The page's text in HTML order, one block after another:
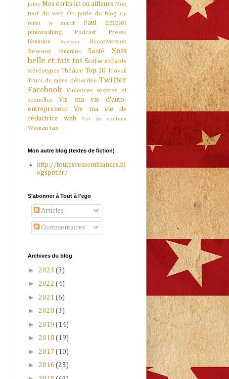
juive Mes écrits ici ou ailleurs Mon
tour du web On parle du blog
On
refait le match
Paul Emploi
pinkwashing Podcast
Presse
féminine
Racisme
Reconversion
Réseaux féminins
Santé
Sois
belle et tais toi Sortie enfants
stéréotypes Théâtre Top 10 Travail
Trucs de mère débordée Twitter
Facebook
Violences sexistes et
sexuelles
Vis ma vie d'auto-
entrepreneur
Vis ma vie de
rédactrice web
Vol de contenu
Woman tax
Mon autre blog (textes de fiction)
http://toutesressemblances.bl
ogspot.fr/
S’abonner à Tout à l'ego
Articles
Commentaires
Archives du blog
► 2023 (3)
► 2022 (4)
► 2021 (6)
► 2020 (3)
► 2019 (14)
► 2018 (19)
► 2017 (10)
► 2016 (23)